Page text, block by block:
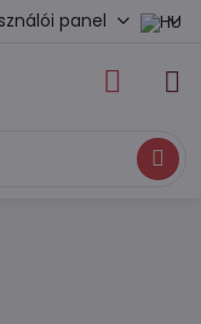
panel
Keresés